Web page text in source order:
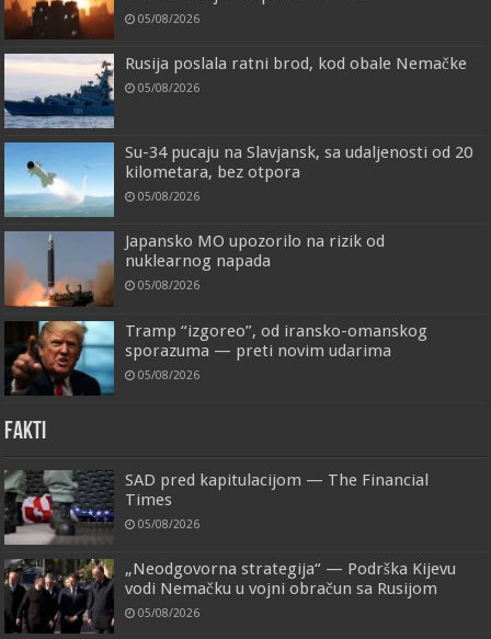
05/08/2026
Rusija poslala ratni brod, kod obale Nemačke
05/08/2026
Su-34 pucaju na Slavjansk, sa udaljenosti od 20
kilometara, bez otpora
05/08/2026
Japansko MO upozorilo na rizik od
nuklearnog napada
05/08/2026
Tramp “izgoreo”, od iransko-omanskog
sporazuma — preti novim udarima
05/08/2026
FAKTI
SAD pred kapitulacijom — The Financial
Times
05/08/2026
„Neodgovorna strategija“ — Podrška Kijevu
vodi Nemačku u vojni obračun sa Rusijom
05/08/2026